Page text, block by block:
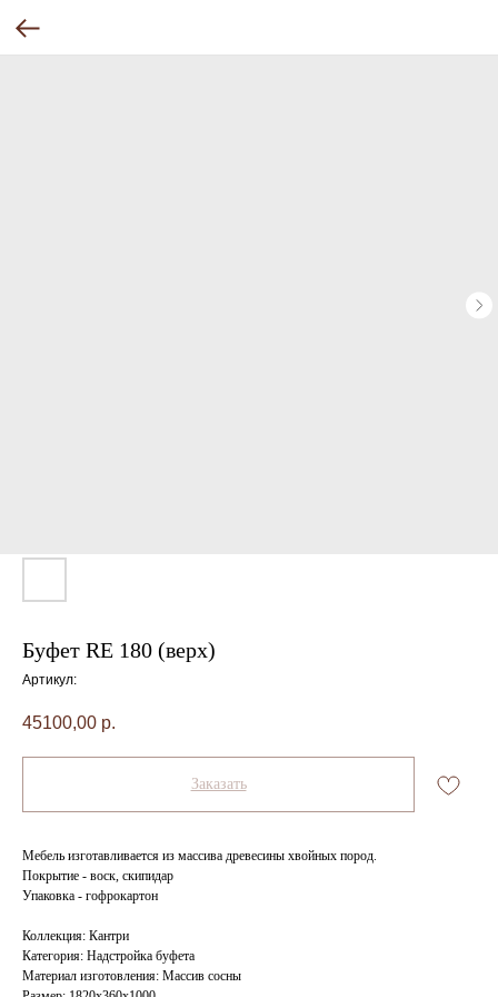
Буфет RE 180 (верх)
Артикул:
45100,00 р.
Заказать
Мебель изготавливается из массива древесины хвойных пород.
Покрытие - воск, скипидар
Упаковка - гофрокартон
Коллекция: Кантри
Категория: Надстройка буфета
Материал изготовления: Массив сосны